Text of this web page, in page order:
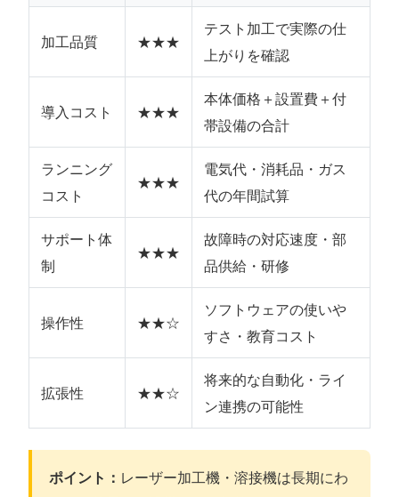
加工品質 ★★★
テスト加工で実際の仕
上がりを確認
導入コスト ★★★
本体価格＋設置費＋付
帯設備の合計
ランニング
コスト
★★★
電気代・消耗品・ガス
代の年間試算
サポート体
制
★★★
故障時の対応速度・部
品供給・研修
操作性 ★★☆
ソフトウェアの使いや
すさ・教育コスト
拡張性 ★★☆
将来的な自動化・ライ
ン連携の可能性
ポイント： レーザー加工機・溶接機は長期にわ